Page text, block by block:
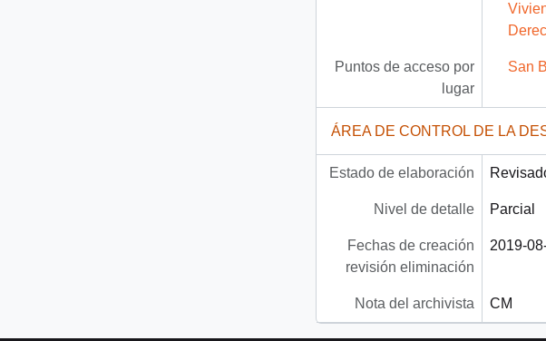
Puntos de acceso por
lugar
San
ÁREA DE CONTROL DE LA
Estado de elaboración
Nivel de detalle Parcial
Fechas de creación
revisión eliminación
2019-
Nota del archivista CM